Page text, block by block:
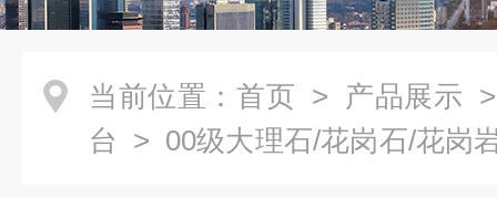
当前位置： 首页 > 产品展示
台 > 00级大理石/花岗石/花岗